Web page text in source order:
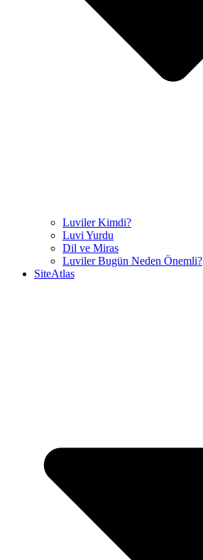
Luviler Kimdi?
Luvi Yurdu
Dil ve Miras
Luviler Bugün Neden Önemli?
SiteAtlas